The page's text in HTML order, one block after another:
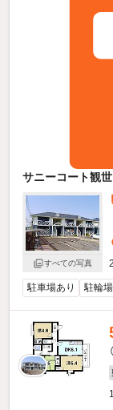
サニーコート観
すべての写真
駐車場あり 駐輪